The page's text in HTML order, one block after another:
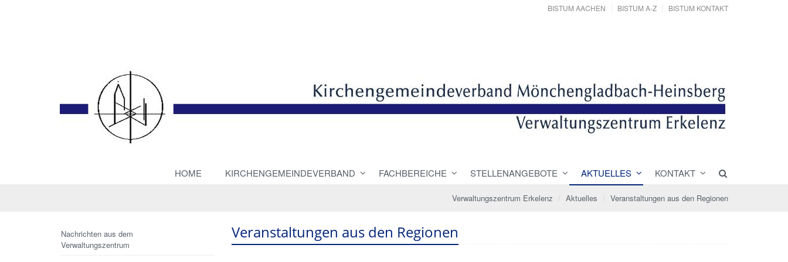
BISTUM AACHEN BISTUM A-Z BISTUM KONTAKT
HOME KIRCHENGEMEINDEVERBAND FACHBEREICHE STELLENANGEBOTE AKTUELLES KONTAKT
Verwaltungszentrum Erkelenz Aktuelles Veranstaltungen aus den Regionen
Veranstaltungen aus den Regionen
Nachrichten aus dem
Verwaltungszentrum